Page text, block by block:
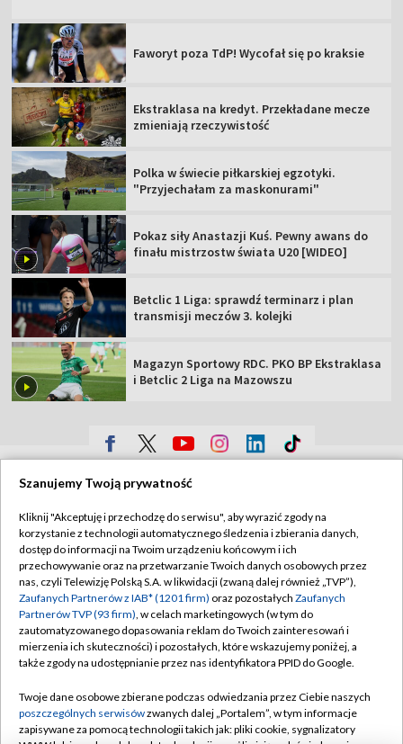
Faworyt poza TdP! Wycofał się po kraksie
Ekstraklasa na kredyt. Przekładane mecze
zmieniają rzeczywistość
Polka w świecie piłkarskiej egzotyki.
"Przyjechałam za maskonurami"
Pokaz siły Anastazji Kuś. Pewny awans do
finału mistrzostw świata U20 [WIDEO]
Betclic 1 Liga: sprawdź terminarz i plan
transmisji meczów 3. kolejki
Magazyn Sportowy RDC. PKO BP Ekstraklasa
i Betclic 2 Liga na Mazowszu
Sklep TVP
Biuro Reklamy
Oferta Handlowa
Telegazeta ogłoszenia
Emisja w TVP
Ogłoszenia przetargowe
Akademia Telewizyjna
Polityka prywatności
Moje zgody
Biuro reklamy
Kontakt
©2026 Telewizja Polska Spółka Akcyjna w likwidacji
Szanujemy Twoją prywatność
Kliknij "Akceptuję i przechodzę do serwisu", aby wyrazić zgody na
korzystanie z technologii automatycznego śledzenia i zbierania danych,
dostęp do informacji na Twoim urządzeniu końcowym i ich
przechowywanie oraz na przetwarzanie Twoich danych osobowych przez
nas, czyli Telewizję Polską S.A. w likwidacji (zwaną dalej również „TVP”),
Zaufanych Partnerów z IAB* (1201 firm) oraz pozostałych Zaufanych
Partnerów TVP (93 firm), w celach marketingowych (w tym do
zautomatyzowanego dopasowania reklam do Twoich zainteresowań i
mierzenia ich skuteczności) i pozostałych, które wskazujemy poniżej, a
także zgody na udostępnianie przez nas identyfikatora PPID do Google.
Twoje dane osobowe zbierane podczas odwiedzania przez Ciebie naszych
poszczególnych serwisówzwanych dalej „Portalem”, w tym informacje
zapisywane za pomocą technologii takich jak: pliki cookie, sygnalizatory